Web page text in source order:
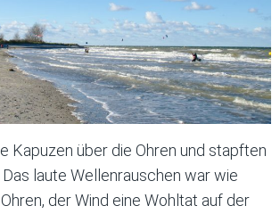
Kapuzen über die Ohren und stapften
laute Wellenrauschen war wie
der Wind eine Wohltat auf der